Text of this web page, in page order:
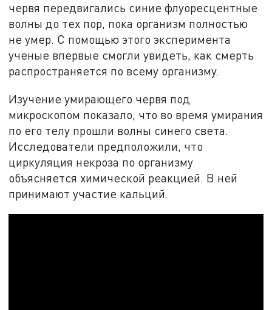
червя передвигались синие флуоресцентные
волны до тех пор, пока организм полностью
не умер. С помощью этого эксперимента
ученые впервые смогли увидеть, как смерть
распространяется по всему организму.
Изучение умирающего червя под
микроскопом показало, что во время умирания
по его телу прошли волны синего света.
Исследователи предположили, что
циркуляция некроза по организму
объясняется химической реакцией. В ней
принимают участие кальций.